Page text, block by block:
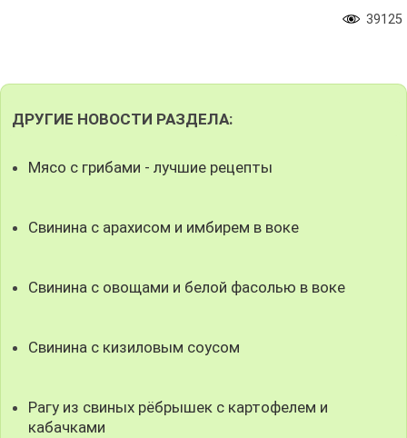
39125
ДРУГИЕ НОВОСТИ РАЗДЕЛА:
Мясо с грибами - лучшие рецепты
Свинина с арахисом и имбирем в воке
Свинина с овощами и белой фасолью в воке
Свинина с кизиловым соусом
Рагу из свиных рёбрышек с картофелем и
кабачками